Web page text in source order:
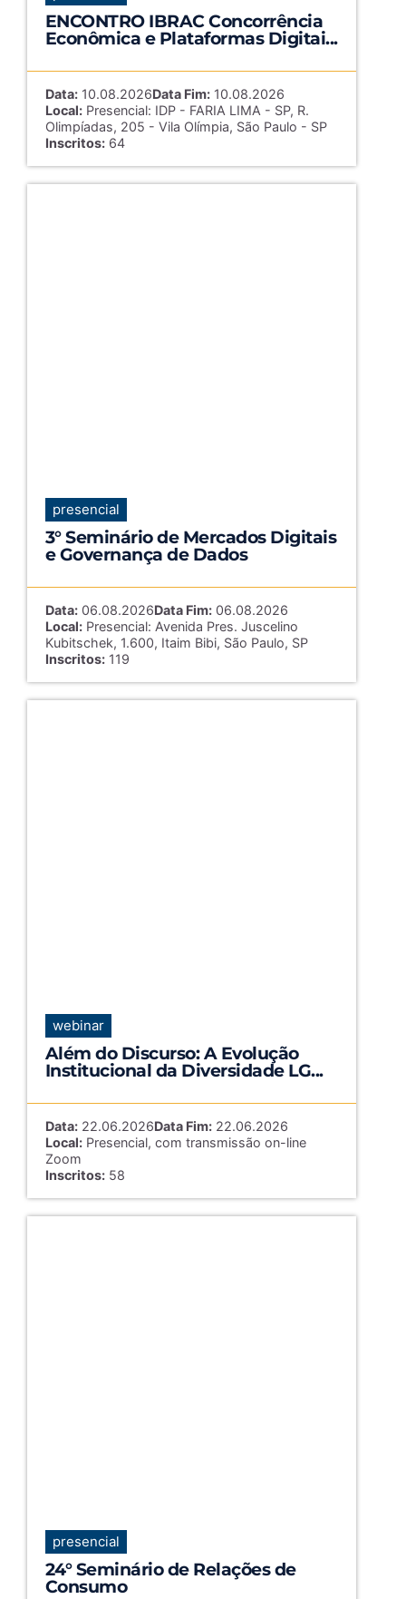
ENCONTRO IBRAC Concorrência
Econômica e Plataformas Digitai...
Data:10.08.2026Data Fim:10.08.2026
Local:Presencial: IDP - FARIA LIMA - SP, R.
Olimpíadas, 205 - Vila Olímpia, São Paulo - SP
Inscritos:64
presencial
3° Seminário de Mercados Digitais
e Governança de Dados
Data:06.08.2026Data Fim:06.08.2026
Local:Presencial: Avenida Pres. Juscelino
Kubitschek, 1.600, Itaim Bibi, São Paulo, SP
Inscritos:119
webinar
Além do Discurso: A Evolução
Institucional da Diversidade LG...
Data:22.06.2026Data Fim:22.06.2026
Local:Presencial, com transmissão on-line
Zoom
Inscritos:58
presencial
24° Seminário de Relações de
Consumo